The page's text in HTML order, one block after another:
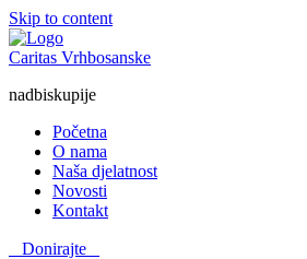
Skip to content
Caritas Vrhbosanske
nadbiskupije
Početna
O nama
Naša djelatnost
Novosti
Kontakt
⠀Donirajte⠀